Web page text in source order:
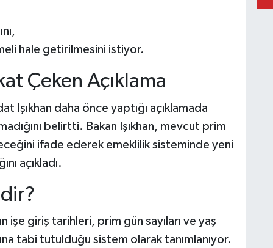
hale getirilmesini istiyor.
Çeken Açıklama
Işıkhan daha önce yaptığı açıklamada
belirtti. Bakan Işıkhan, mevcut prim
ifade ederek emeklilik sisteminde yeni
açıkladı.
işe giriş tarihleri, prim gün sayıları ve yaş
tabi tutulduğu sistem olarak tanımlanıyor.